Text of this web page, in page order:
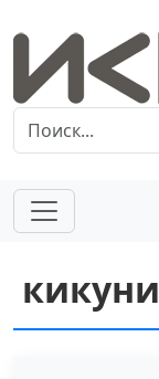
кикуни